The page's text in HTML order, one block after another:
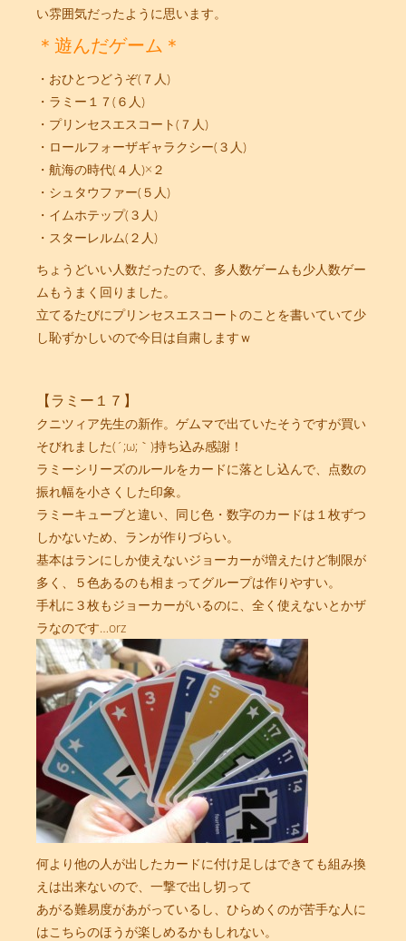
い雰囲気だったように思います。
＊遊んだゲーム＊
・おひとつどうぞ(７人)
・ラミー１７(６人)
・プリンセスエスコート(７人)
・ロールフォーザギャラクシー(３人)
・航海の時代(４人)×２
・シュタウファー(５人)
・イムホテップ(３人)
・スターレルム(２人)
ちょうどいい人数だったので、多人数ゲームも少人数ゲー
ムもうまく回りました。
立てるたびにプリンセスエスコートのことを書いていて少
し恥ずかしいので今日は自粛しますｗ
【ラミー１７】
クニツィア先生の新作。ゲムマで出ていたそうですが買い
そびれました(´;ω;｀)持ち込み感謝！
ラミーシリーズのルールをカードに落とし込んで、点数の
振れ幅を小さくした印象。
ラミーキューブと違い、同じ色・数字のカードは１枚ずつ
しかないため、ランが作りづらい。
基本はランにしか使えないジョーカーが増えたけど制限が
多く、５色あるのも相まってグループは作りやすい。
手札に３枚もジョーカーがいるのに、全く使えないとかザ
ラなのです…orz
何より他の人が出したカードに付け足しはできても組み換
えは出来ないので、一撃で出し切って
あがる難易度があがっているし、ひらめくのが苦手な人に
はこちらのほうが楽しめるかもしれない。